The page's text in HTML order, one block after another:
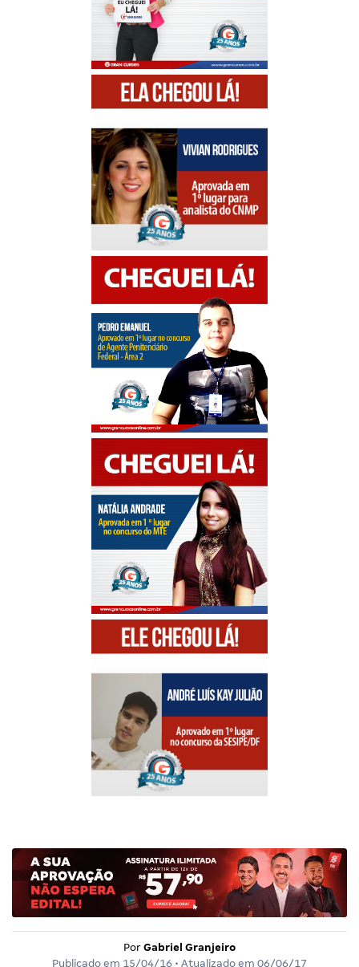
Por Gabriel Granjeiro
Publicado em 15/04/16 • Atualizado em 06/06/17